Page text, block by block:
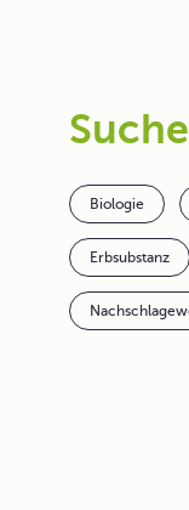
Biologie
Erbsubstanz